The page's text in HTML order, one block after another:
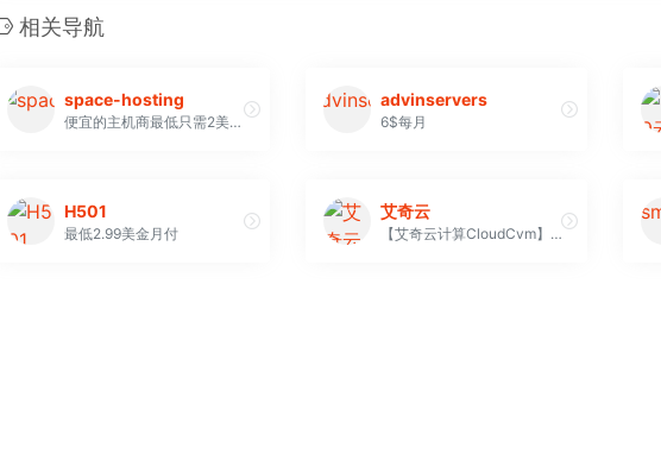
相关导航
space-hosting
便宜的主机商最低只需2美金每月
advinservers
6$每月
H501
最低2.99美金月付
艾奇云
【艾奇云计算CloudCvm】 云计算云服务器基础设施服务提供商、为数百万中小微企业和开发者降低全球化上云成本、提供艾奇云服务器、 弹性云服务器、CVM轻量云服务器